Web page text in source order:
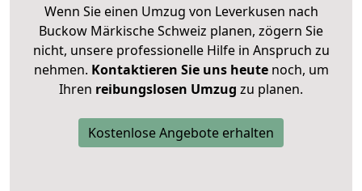
Wenn Sie einen Umzug von Leverkusen nach
Buckow Märkische Schweiz planen, zögern Sie
nicht, unsere professionelle Hilfe in Anspruch zu
nehmen. Kontaktieren Sie uns heutenoch, um
Ihren reibungslosen Umzug zu planen.
Kostenlose Angebote erhalten